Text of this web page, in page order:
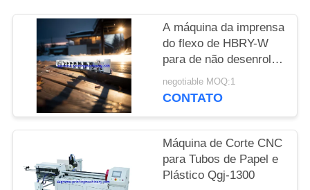
POLÍTICA
PRIVACIDADE
A máquina da imprensa
do flexo de HBRY-W
para de não desenrolar
e rebobinar a estação
de estratificação de
negotiable MOQ:1
CONTATO
Máquina de Corte CNC
para Tubos de Papel e
Plástico Qgj-1300